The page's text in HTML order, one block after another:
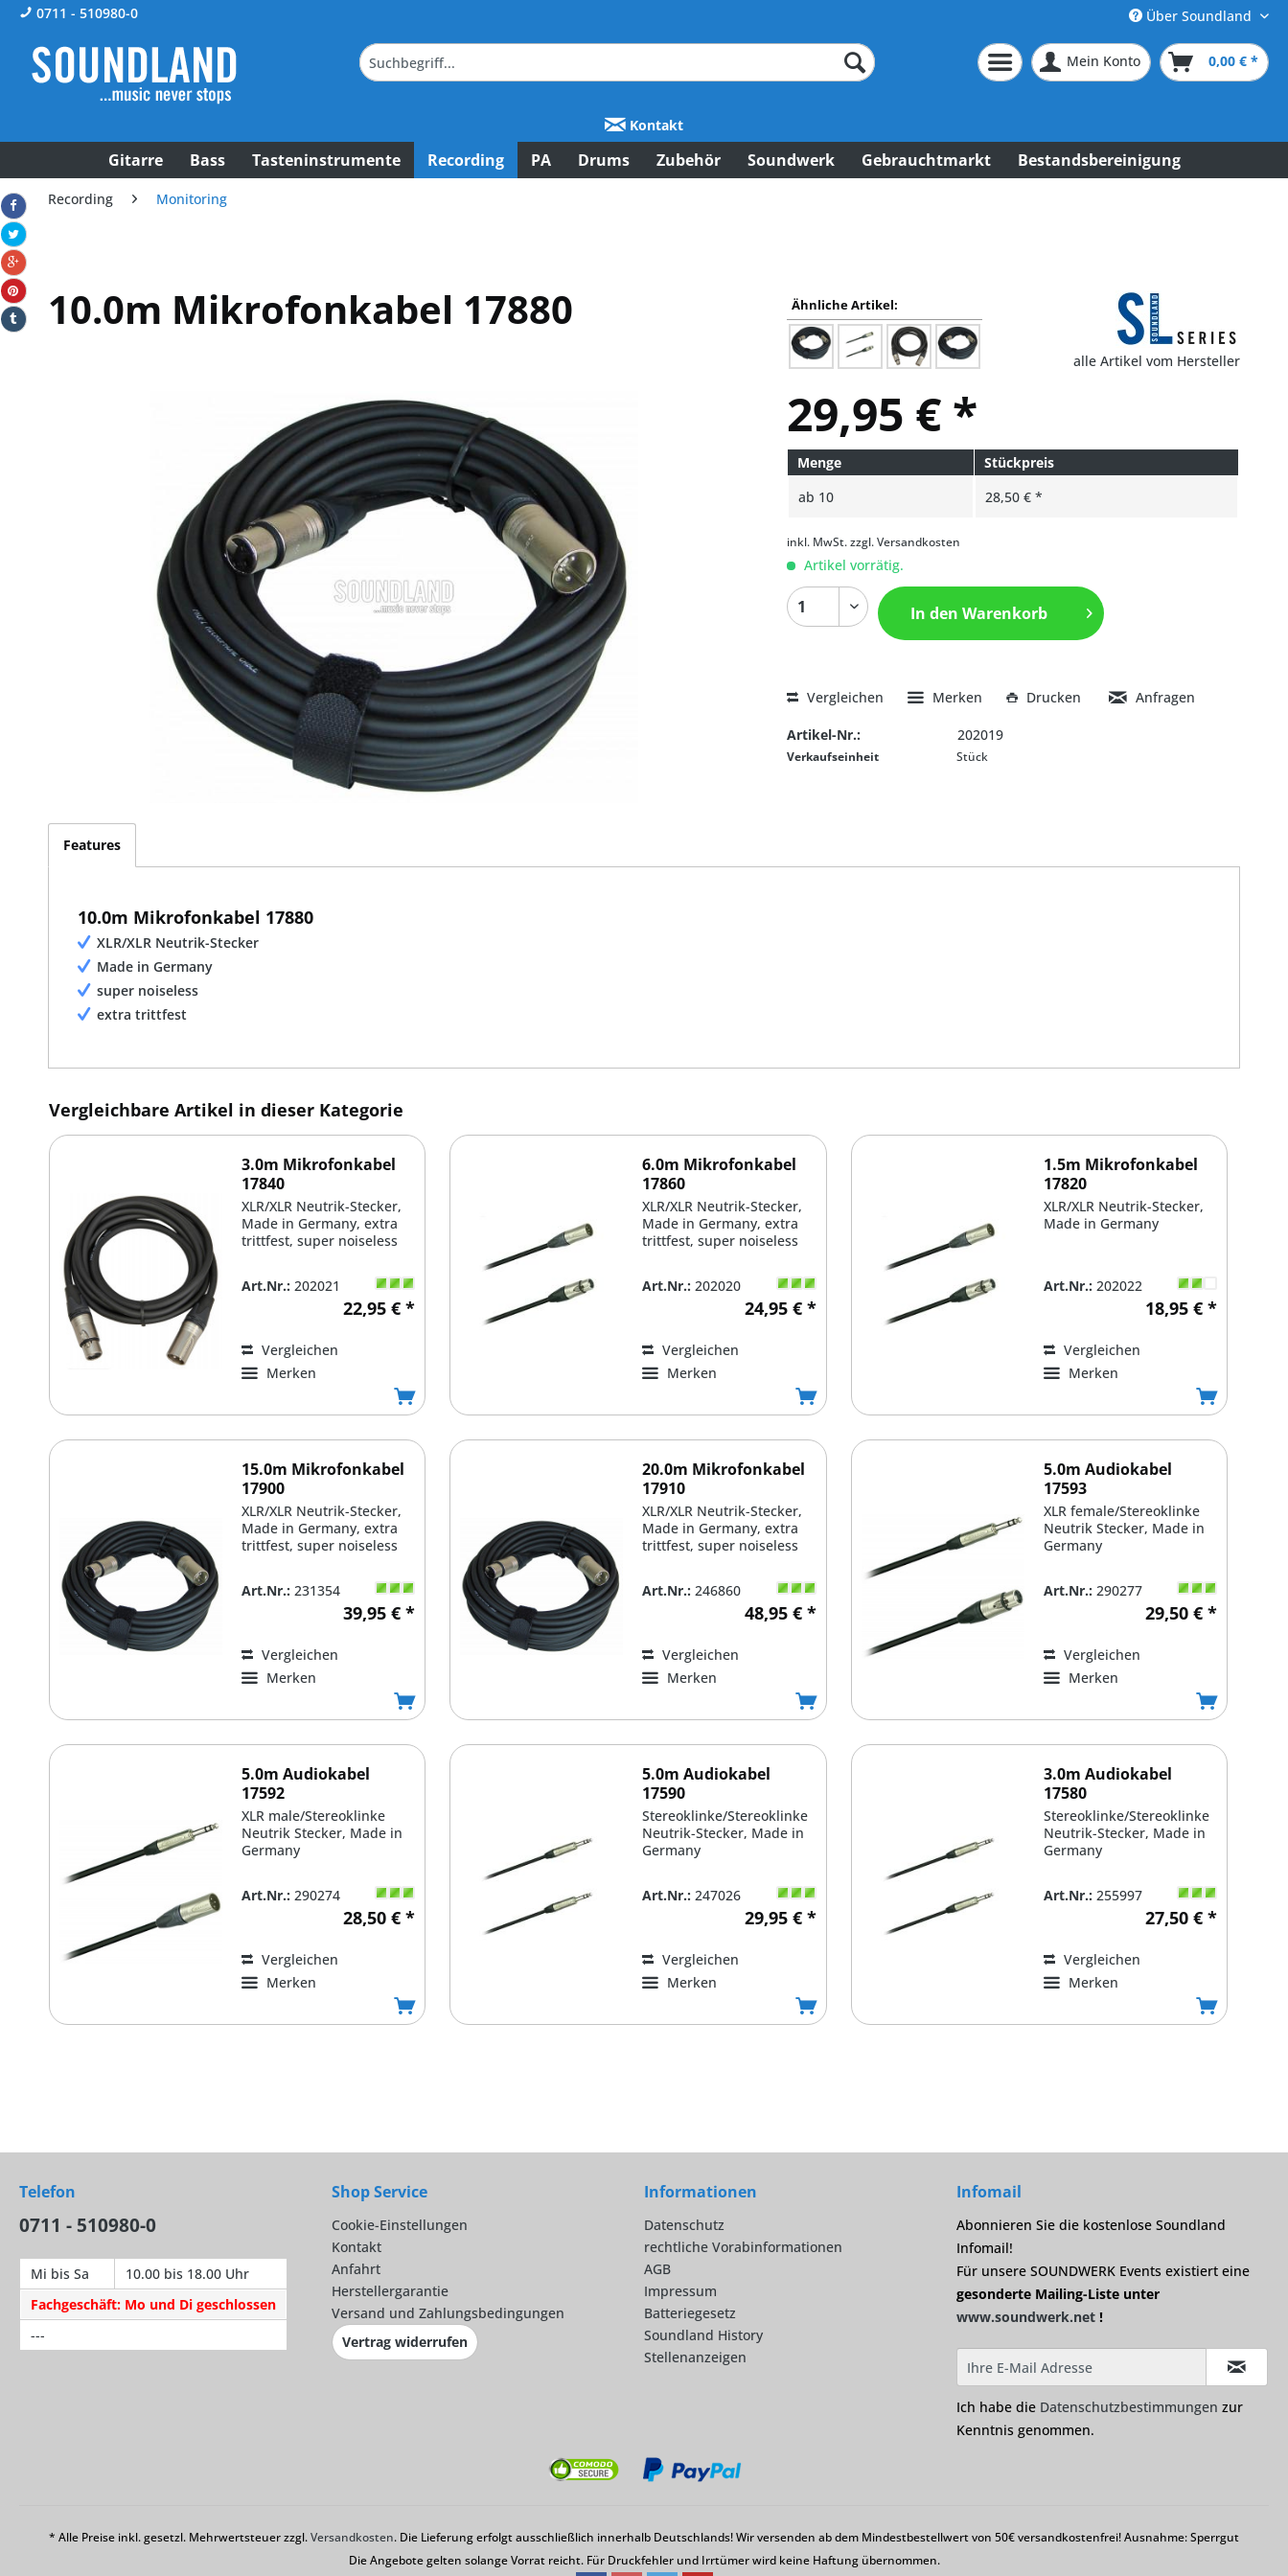
0711 - 510980-0 Über Soundland
Mein Konto 0,00 € *
Kontakt
Gitarre Bass Tasteninstrumente Recording PA Drums Zubehör Soundwerk Gebrauchtmarkt Bestandsbereinigung
Recording Monitoring
10.0m Mikrofonkabel 17880 Ähnliche Artikel:
alle Artikel vom Hersteller
29,95 € *
Menge
Stückpreis
ab 10 28,50 € *
inkl. MwSt.zzgl. Versandkosten
Artikel vorrätig.
In den Warenkorb
Vergleichen Merken Drucken Anfragen
Artikel-Nr.: 202019
Verkaufseinheit Stück
Features
10.0m Mikrofonkabel 17880
XLR/XLR Neutrik-Stecker
Made in Germany
super noiseless
extra trittfest
Vergleichbare Artikel in dieser Kategorie
3.0m Mikrofonkabel
17840
XLR/XLR Neutrik-Stecker,
Made in Germany, extra
trittfest, super noiseless
Art.Nr.: 202021
22,95 € *
Vergleichen
Merken
6.0m Mikrofonkabel
17860
XLR/XLR Neutrik-Stecker,
Made in Germany, extra
trittfest, super noiseless
Art.Nr.: 202020
24,95 € *
Vergleichen
Merken
1.5m Mikrofonkabel
17820
XLR/XLR Neutrik-Stecker,
Made in Germany
Art.Nr.: 202022
18,95 € *
Vergleichen
Merken
15.0m Mikrofonkabel
17900
XLR/XLR Neutrik-Stecker,
Made in Germany, extra
trittfest, super noiseless
Art.Nr.: 231354
39,95 € *
Vergleichen
Merken
20.0m Mikrofonkabel
17910
XLR/XLR Neutrik-Stecker,
Made in Germany, extra
trittfest, super noiseless
Art.Nr.: 246860
48,95 € *
Vergleichen
Merken
5.0m Audiokabel
17593
XLR female/Stereoklinke
Neutrik Stecker, Made in
Germany
Art.Nr.: 290277
29,50 € *
Vergleichen
Merken
5.0m Audiokabel
17592
XLR male/Stereoklinke
Neutrik Stecker, Made in
Germany
Art.Nr.: 290274
28,50 € *
Vergleichen
Merken
5.0m Audiokabel
17590
Stereoklinke/Stereoklinke
Neutrik-Stecker, Made in
Germany
Art.Nr.: 247026
29,95 € *
Vergleichen
Merken
3.0m Audiokabel
17580
Stereoklinke/Stereoklinke
Neutrik-Stecker, Made in
Germany
Art.Nr.: 255997
27,50 € *
Vergleichen
Merken
Telefon
0711 - 510980-0
Mi bis Sa
10.00 bis 18.00 Uhr
Fachgeschäft: Mo und Di geschlossen
---
Shop Service
Cookie-Einstellungen
Kontakt
Anfahrt
Herstellergarantie
Versand und Zahlungsbedingungen
Vertrag widerrufen
Informationen
Datenschutz
rechtliche Vorabinformationen
AGB
Impressum
Batteriegesetz
Soundland History
Stellenanzeigen
Infomail
Abonnieren Sie die kostenlose Soundland
Infomail!
Für unsere SOUNDWERK Events existiert eine
gesonderte Mailing-Liste unter
www.soundwerk.net !
Ich habe die Datenschutzbestimmungen zur
Kenntnis genommen.
* Alle Preise inkl. gesetzl. Mehrwertsteuer zzgl.Versandkosten. Die Lieferung erfolgt ausschließlich innerhalb Deutschlands! Wir versenden ab dem Mindestbestellwert von 50€ versandkostenfrei! Ausnahme: Sperrgut
Die Angebote gelten solange Vorrat reicht. Für Druckfehler und Irrtümer wird keine Haftung übernommen.